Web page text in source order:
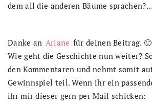
dem all die anderen Bäume
Danke an Ariane für deinen Beitrag. 🙂
Wie geht die Geschichte nun weiter?
den Kommentaren und nehmt somit
Gewinnspiel teil. Wenn ihr ein
ihr mir dieser gern per Mail schicken: